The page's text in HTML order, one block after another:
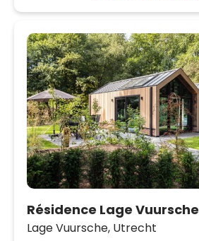
Résidence Lage Vuursche
Lage Vuursche, Utrecht